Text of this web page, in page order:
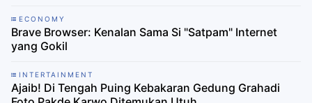
ECONOMY
Brave Browser: Kenalan Sama Si "Satpam" Internet
yang Gokil
INTERTAINMENT
Ajaib! Di Tengah Puing Kebakaran Gedung Grahadi